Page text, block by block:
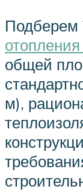
общей
м),